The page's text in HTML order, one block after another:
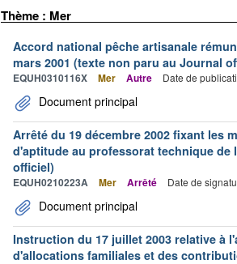
Thème : Mer
Accord national pêche artisanale
mars 2001 (texte non paru au Journal
EQUH0310116X Mer Autre Date de
Document principal
Arrêté du 19 décembre 2002 fixant les
d'aptitude au professorat technique
officiel)
EQUH0210223A Mer Arrêté Date de
Document principal
Instruction du 17 juillet 2003 relative à
d'allocations familiales et des